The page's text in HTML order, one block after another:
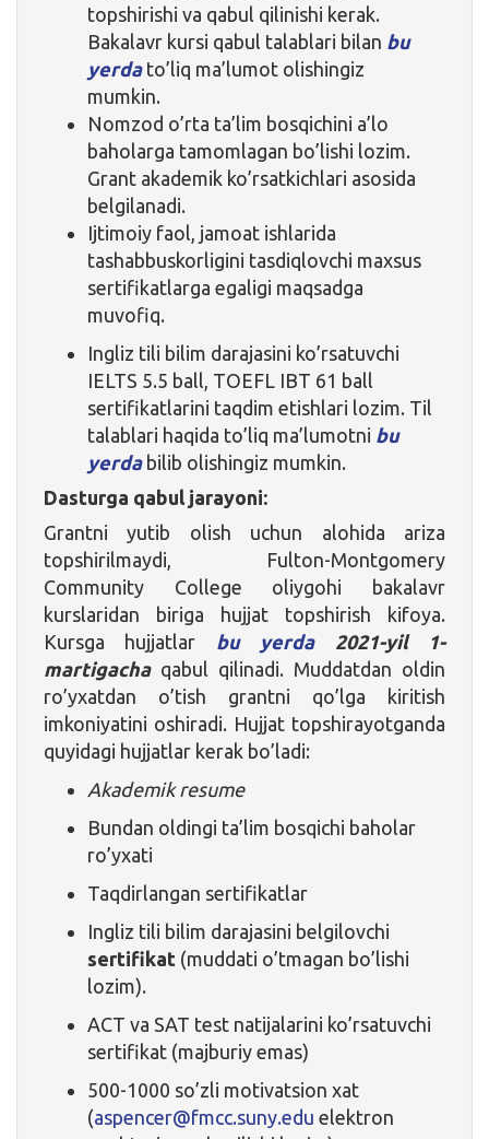
topshirishi va qabul qilinishi kerak.
Bakalavr kursi qabul talablari bilan bu
yerdato’liq ma’lumot olishingiz
mumkin.
Nomzod o’rta ta’lim bosqichini a’lo
baholarga tamomlagan bo’lishi lozim.
Grant akademik ko’rsatkichlari asosida
belgilanadi.
Ijtimoiy faol, jamoat ishlarida
tashabbuskorligini tasdiqlovchi maxsus
sertifikatlarga egaligi maqsadga
muvofiq.
Ingliz tili bilim darajasini ko’rsatuvchi
IELTS 5.5 ball, TOEFL IBT 61 ball
sertifikatlarini taqdim etishlari lozim. Til
talablari haqida to’liq ma’lumotni bu
yerda bilib olishingiz mumkin.
Dasturga qabul jarayoni:
Grantni yutib olish uchun alohida ariza
topshirilmaydi, Fulton-Montgomery
Community College oliygohi bakalavr
kurslaridan biriga hujjat topshirish kifoya.
Kursga hujjatlar bu yerda2021-yil 1-
martigachaqabul qilinadi. Muddatdan oldin
ro’yxatdan o’tish grantni qo’lga kiritish
imkoniyatini oshiradi. Hujjat topshirayotganda
quyidagi hujjatlar kerak bo’ladi:
Akademik resume
Bundan oldingi ta’lim bosqichi baholar
ro’yxati
Taqdirlangan sertifikatlar
Ingliz tili bilim darajasini belgilovchi
sertifikat (muddati o’tmagan bo’lishi
lozim).
ACT va SAT test natijalarini ko’rsatuvchi
sertifikat (majburiy emas)
500-1000 so’zli motivatsion xat
(aspencer@fmcc.suny.edu elektron